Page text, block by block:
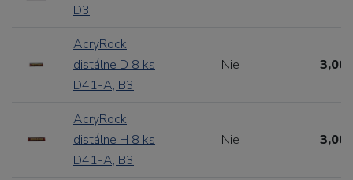
D3
AcryRock
distálne D 8 ks
D41-A, B3
Nie 3,00
AcryRock
distálne H 8 ks
D41-A, B3
Nie 3,00